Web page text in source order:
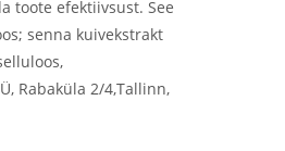
toote efektiivsust. See
senna kuivekstrakt
Rabaküla 2/4,Tallinn,